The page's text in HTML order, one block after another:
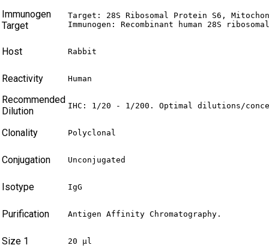
Immunogen
Target
Target: 28S Ribosomal Protein S6,
Immunogen: Recombinant human 28S
Host Rabbit
Reactivity Human
Recommended
Dilution
IHC: 1/20 - 1/200. Optimal dilutions/
Clonality Polyclonal
Conjugation Unconjugated
Isotype IgG
Purification Antigen Affinity Chromatography.
Size 1 20 µl